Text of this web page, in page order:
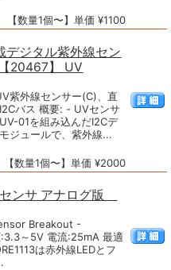
【数量1個〜】単価 ¥1100
デジタル紫外線セン
20467】 UV
紫外線センサー(C)、直
バス 概要: - UVセンサ
01を組み込んだI2Cデ
ジュールで、紫外線...
【数量1個〜】単価 ¥2000
センサ アナログ版
Breakout -
～5V 電流:25mA 最適
は赤外線LEDとフ